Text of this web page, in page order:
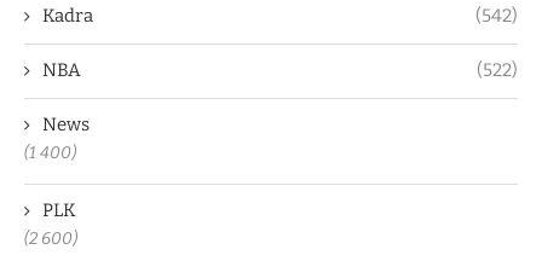
Kadra (542)
NBA (522)
News
(1 400)
PLK
(2 600)